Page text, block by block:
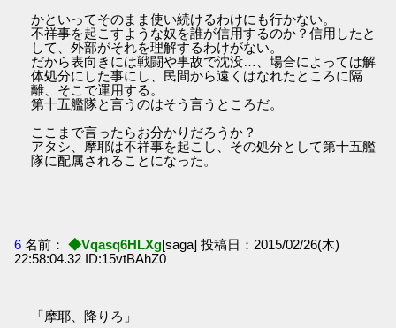
かといってそのまま使い続けるわけにも行かない。
不祥事を起こすような奴を誰が信用するのか？信用したと
して、外部がそれを理解するわけがない。
だから表向きには戦闘や事故で沈没…、場合によっては解
体処分にした事にし、民間から遠くはなれたところに隔
離、そこで運用する。
第十五艦隊と言うのはそう言うところだ。
ここまで言ったらお分かりだろうか？
アタシ、摩耶は不祥事を起こし、その処分として第十五艦
隊に配属されることになった。
6 名前： ◆Vqasq6HLXg[saga] 投稿日：2015/02/26(木)
22:58:04.32 ID:15vtBAhZ0
「摩耶、降りろ」